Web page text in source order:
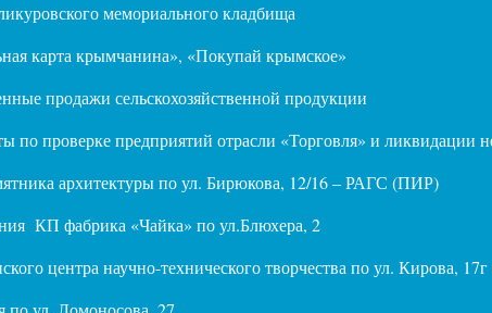
мемориального кладбища
карта крымчанина», «Покупай крымское»
продажи сельскохозяйственной продукции
по проверке предприятий отрасли «Торговля» и ликвидации
архитектуры по ул. Бирюкова, 12/16 – РАГС (ПИР)
КП фабрика «Чайка» по ул.Блюхера, 2
центра научно-технического творчества по ул. Кирова,